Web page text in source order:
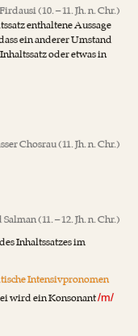
Firdausi(10. – 11. Jh. n. Chr.)
enthaltene Aussage
ein anderer Umstand
oder etwas in
Chosrau(11. Jh. n. Chr.)
(11. – 12. Jh. n. Chr.)
Inhaltssatzes im
Intensivpronomen
wird ein Konsonant/m/